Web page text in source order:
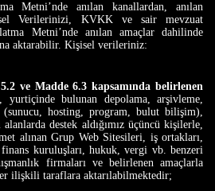
Metni’nde anılan kanallardan, anılan
Verilerinizi, KVKK ve sair mevzuat
Metni’nde anılan amaçlar dahilinde
aktarabilir. Kişisel verileriniz:
ve Madde 6.3 kapsamında belirlenen
, yurtiçinde bulunan depolama, arşivleme,
hosting, program, bulut bilişim),
destek aldığımız üçüncü kişilerle,
alınan Grup Web Sitesileri, iş ortakları,
kuruluşları, hukuk, vergi vb. benzeri
firmaları ve belirlenen amaçlarla
ilişkili taraflara aktarılabilmektedir;